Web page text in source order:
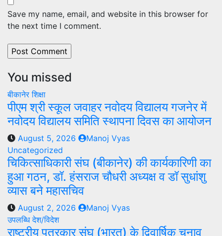
Save my name, email, and website in this browser for
the next time I comment.
You missed
बीकानेरशिक्षा
पीएम श्री स्कूल जवाहर नवोदय विद्यालय गजनेर में
नवोदय विद्यालय समिति स्थापना दिवस का आयोजन
August 5, 2026
Manoj Vyas
Uncategorized
चिकित्साधिकारी संघ (बीकानेर) की कार्यकारिणी का
हुआ गठन, डॉ. हंसराज चौधरी अध्यक्ष व डॉ सुधांशु
व्यास बने महासचिव
August 2, 2026
Manoj Vyas
उपलब्धिदेश/विदेश
राष्ट्रीय पत्रकार संघ (भारत) के द्विवार्षिक चुनाव